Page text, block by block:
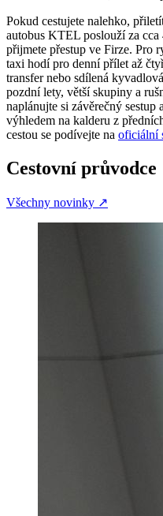
Pokud cestujete nalehko,
autobus KTEL poslouží za
přijmete přestup ve Firze. Pro
taxi hodí pro denní přílet až
transfer nebo sdílená
pozdní lety, větší skupiny a
naplánujte si závěrečný
výhledem na kalderu z
cestou se podívejte na oficiální
Cestovní průvodce
Všechny novinky ↗